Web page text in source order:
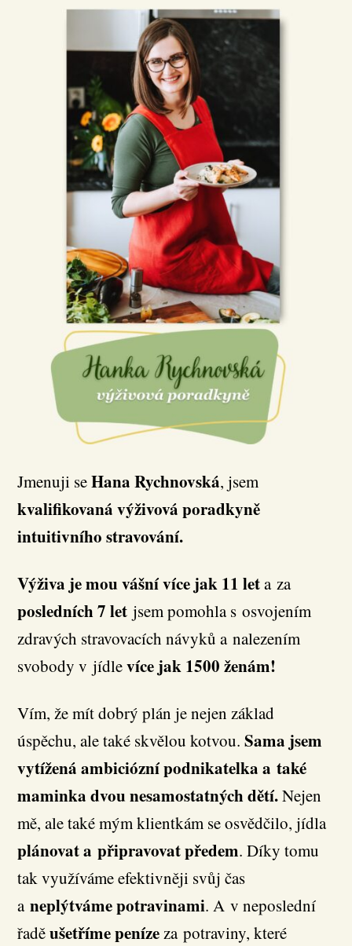
Jmenuji seHana Rychnovská, jsem
kvalifikovaná výživová poradkyně
intuitivního stravování.
Výživa je mou vášní více jak 11 leta za
posledních 7 let jsem pomohla s osvojením
zdravých stravovacích návyků a nalezením
svobody v jídlevíce jak 1500 ženám!
Vím, že mít dobrý plán je nejen základ
úspěchu, ale také skvělou kotvou.Sama jsem
vytížená ambiciózní podnikatelka a také
maminka dvou nesamostatných dětí.Nejen
mě, ale také mým klientkám se osvědčilo, jídla
plánovat a připravovat předem. Díky tomu
tak využíváme efektivněji svůj čas
aneplýtváme potravinami. A v neposlední
řaděušetříme penízeza potraviny, které